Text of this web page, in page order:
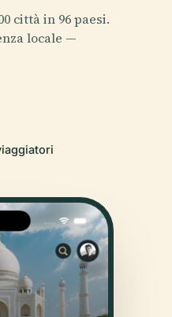
città in 96 paesi.
locale —